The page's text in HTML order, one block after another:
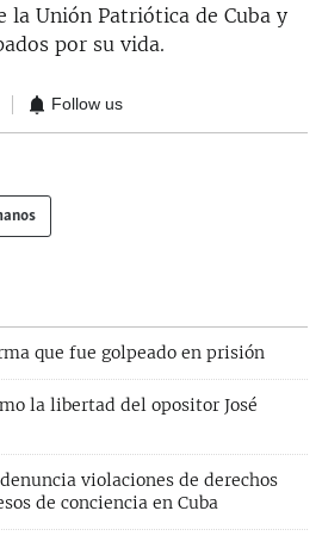
la Unión Patriótica de Cuba y
por su vida.
Follow us
que fue golpeado en prisión
la libertad del opositor José
violaciones de derechos
de conciencia en Cuba